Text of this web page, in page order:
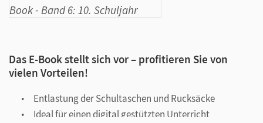
Das E-Book stellt sich vor – profitieren Sie von
vielen Vorteilen!
Entlastung der Schultaschen und Rucksäcke
Ideal für einen digital gestützten Unterricht